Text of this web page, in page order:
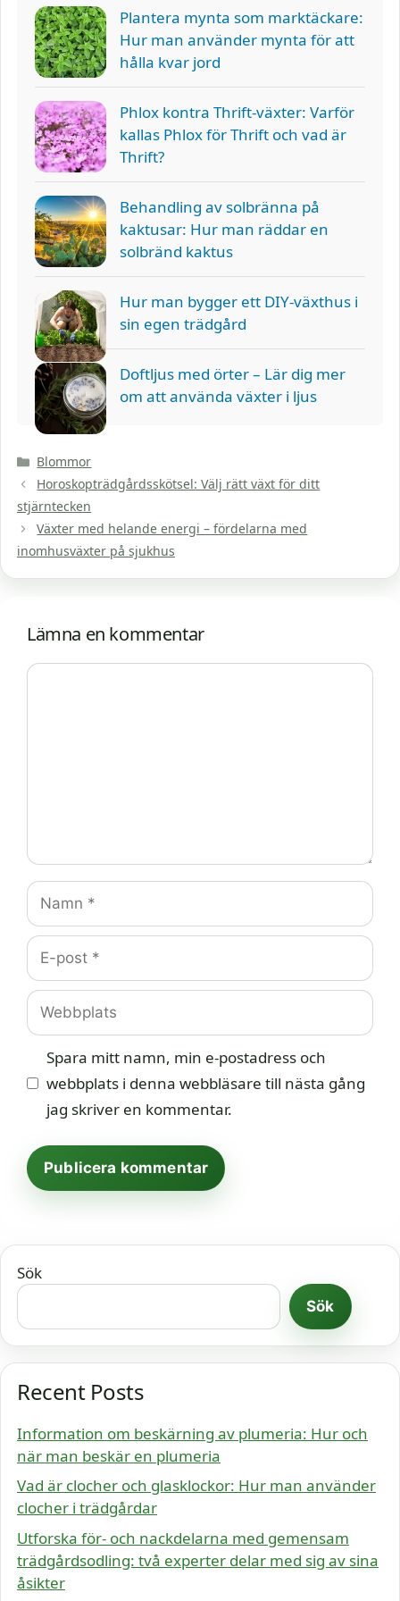
Plantera mynta som marktäckare:
Hur man använder mynta för att
hålla kvar jord
Phlox kontra Thrift-växter: Varför
kallas Phlox för Thrift och vad är
Thrift?
Behandling av solbränna på
kaktusar: Hur man räddar en
solbränd kaktus
Hur man bygger ett DIY-växthus i
sin egen trädgård
Doftljus med örter – Lär dig mer
om att använda växter i ljus
Kategorier
Blommor
Horoskopträdgårdsskötsel: Välj rätt växt för ditt
stjärntecken
Växter med helande energi – fördelarna med
inomhusväxter på sjukhus
Lämna en kommentar
Kommentar
Namn
E-
post
Webbplats
Spara mitt namn, min e-postadress och
webbplats i denna webbläsare till nästa gång
jag skriver en kommentar.
Sök
Sök
Recent Posts
Information om beskärning av plumeria: Hur och
när man beskär en plumeria
Vad är clocher och glasklockor: Hur man använder
clocher i trädgårdar
Utforska för- och nackdelarna med gemensam
trädgårdsodling: två experter delar med sig av sina
åsikter